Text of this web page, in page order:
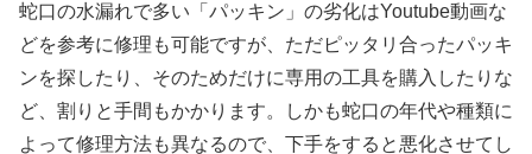
蛇口の水漏れで多い「パッキン」の劣化はYoutube動画な
どを参考に修理も可能ですが、ただピッタリ合ったパッキ
ンを探したり、そのためだけに専用の工具を購入したりな
ど、割りと手間もかかります。しかも蛇口の年代や種類に
よって修理方法も異なるので、下手をすると悪化させてし